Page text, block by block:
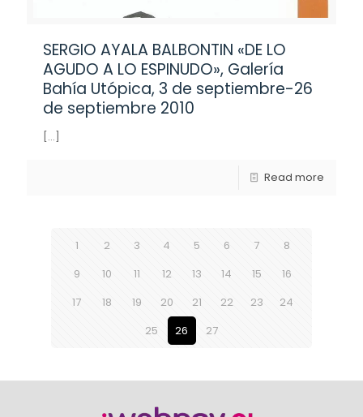
SERGIO AYALA BALBONTIN «DE LO
AGUDO A LO ESPINUDO», Galería
Bahía Utópica, 3 de septiembre-26
de septiembre 2010
[…]
Read more
1 2 3 4 5 6 7
8
9
10 11 12 13 14 15
16
17
18 19 20 21 22 23
24
25
26 27